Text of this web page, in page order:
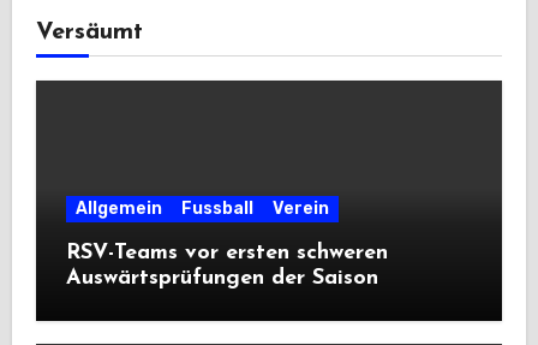
Versäumt
Allgemein Fussball Verein
RSV-Teams vor ersten schweren
Auswärtsprüfungen der Saison